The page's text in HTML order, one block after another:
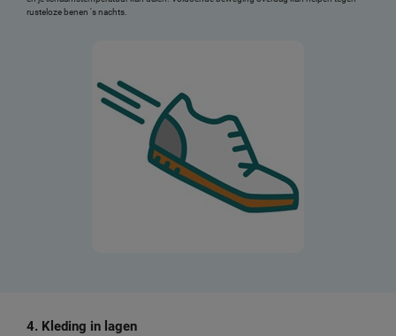
rusteloze benen 's nachts.
4. Kleding in lagen